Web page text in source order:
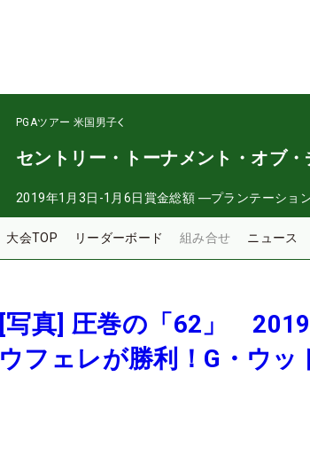
PGAツアー 米国男子
セントリー・トーナメント・オブ
2019年1月3日-1月6日賞金総額 ―プランテーショ
大会TOP リーダーボード 組み合せ ニュース
[写真] 圧巻の「62」
ウフェレが勝利！G・ウ